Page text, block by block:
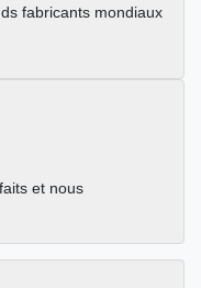
fabricants mondiaux
et nous